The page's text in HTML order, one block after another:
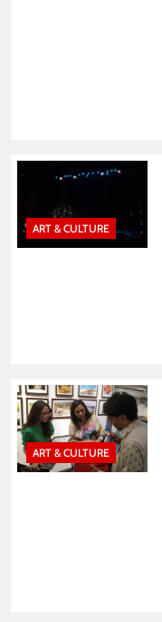
ART & CULTURE
ART & CULTURE